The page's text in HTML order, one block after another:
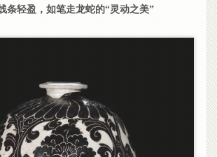
条轻盈，如笔走龙蛇的“灵动之美”